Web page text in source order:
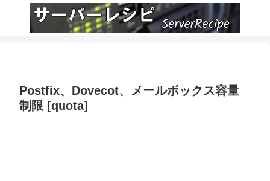
Postfix、Dovecot、メールボックス容量
制限 [quota]